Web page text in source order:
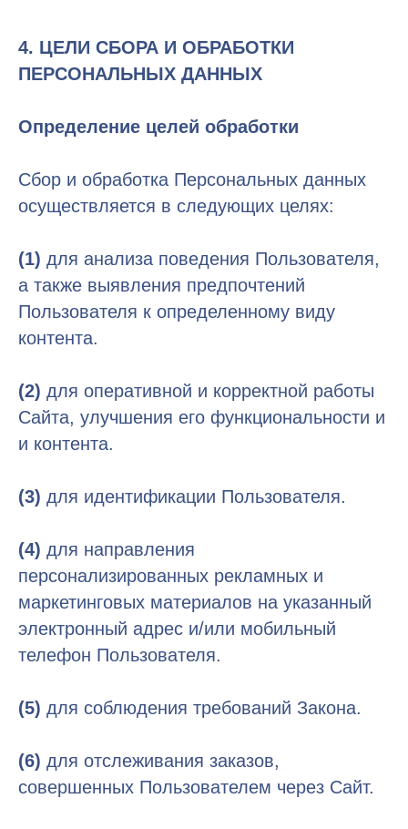
4. ЦЕЛИ СБОРА И ОБРАБОТКИ
ПЕРСОНАЛЬНЫХ ДАННЫХ
Определение целей обработки
Сбор и обработка Персональных данных
осуществляется в следующих целях:
(1) для анализа поведения Пользователя,
а также выявления предпочтений
Пользователя к определенному виду
контента.
(2) для оперативной и корректной работы
Сайта, улучшения его функциональности и
и контента.
(3) для идентификации Пользователя.
(4) для направления
персонализированных рекламных и
маркетинговых материалов на указанный
электронный адрес и/или мобильный
телефон Пользователя.
(5) для соблюдения требований Закона.
(6) для отслеживания заказов,
совершенных Пользователем через Сайт.